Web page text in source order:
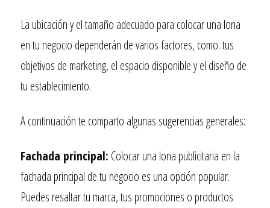
La ubicación y el tamaño adecuado para colocar una lona
en tu negocio dependerán de varios factores, como: tus
objetivos de marketing, el espacio disponible y el diseño de
tu establecimiento.
A continuación te comparto algunas sugerencias generales:
Fachada principal: Colocar una lona publicitaria en la
fachada principal de tu negocio es una opción popular.
Puedes resaltar tu marca, tus promociones o productos